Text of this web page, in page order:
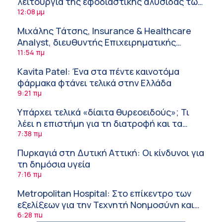
φαρμάκων στη διάρκεια του καλοκαιριού
12:08 μμ
Μιχάλης Τάτσης, Insurance & Healthcare
Analyst, διευθυντής Επιχειρηματικής
Ανάπτυξης Ομίλου HHG
11:54 πμ
Kavita Patel: Ένα στα πέντε καινοτόμα
φάρμακα φτάνει τελικά στην Ελλάδα
9:21 πμ
Υπάρχει τελικά «δίαιτα θυρεοειδούς»; Τι
λέει η επιστήμη για τη διατροφή και τα
συμπληρώματα
7:38 πμ
Πυρκαγιά στη Δυτική Αττική: Οι κίνδυνοι για
τη δημόσια υγεία
7:16 πμ
Metropolitan Hospital: Στο επίκεντρο των
εξελίξεων για την Τεχνητή Νοημοσύνη και
την Ογκολογία
6:28 πμ